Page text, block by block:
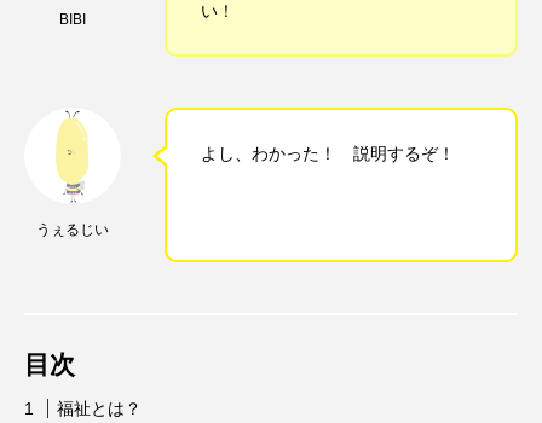
BIBI
い！
うぇるじい
よし、わかった！ 説明するぞ！
目次
福祉とは？